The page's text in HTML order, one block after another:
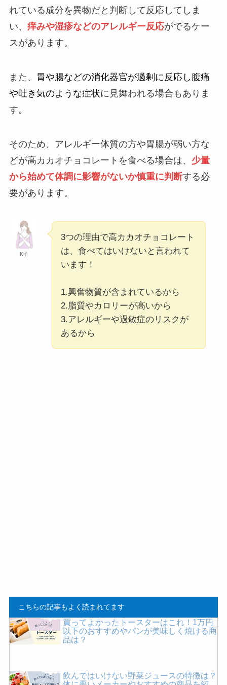
れている成分を異物だと判断して反応してしま
い、 痒みや湿疹などのアレルギー反応がでるケー
スがあります。
また、
胃や腸などの消化器官が過剰に反応し腹痛
や吐き気のような症状に見舞われる場合もありま
す。
そのため、アレルギー体質の方や胃腸が弱い方な
どが高カカオチョコレートを食べる場合は、 少量
から始めて体調に影響がないか慎重に判断する必
要があります。
K子
3つの理由で高カカオチョコレート
は、食べてはいけないと言われて
います！
1.興奮物質が含まれているから
2.脂質やカロリーが高いから
3.アレルギーや過敏症のリスクが
あるから
こちらの記事もよく読まれてます
買ってよかったトースターはこれ！1万円
以下のおすすめやパンが美味しく焼ける商
品は？
飲んではいけない野菜ジュースの特徴は？